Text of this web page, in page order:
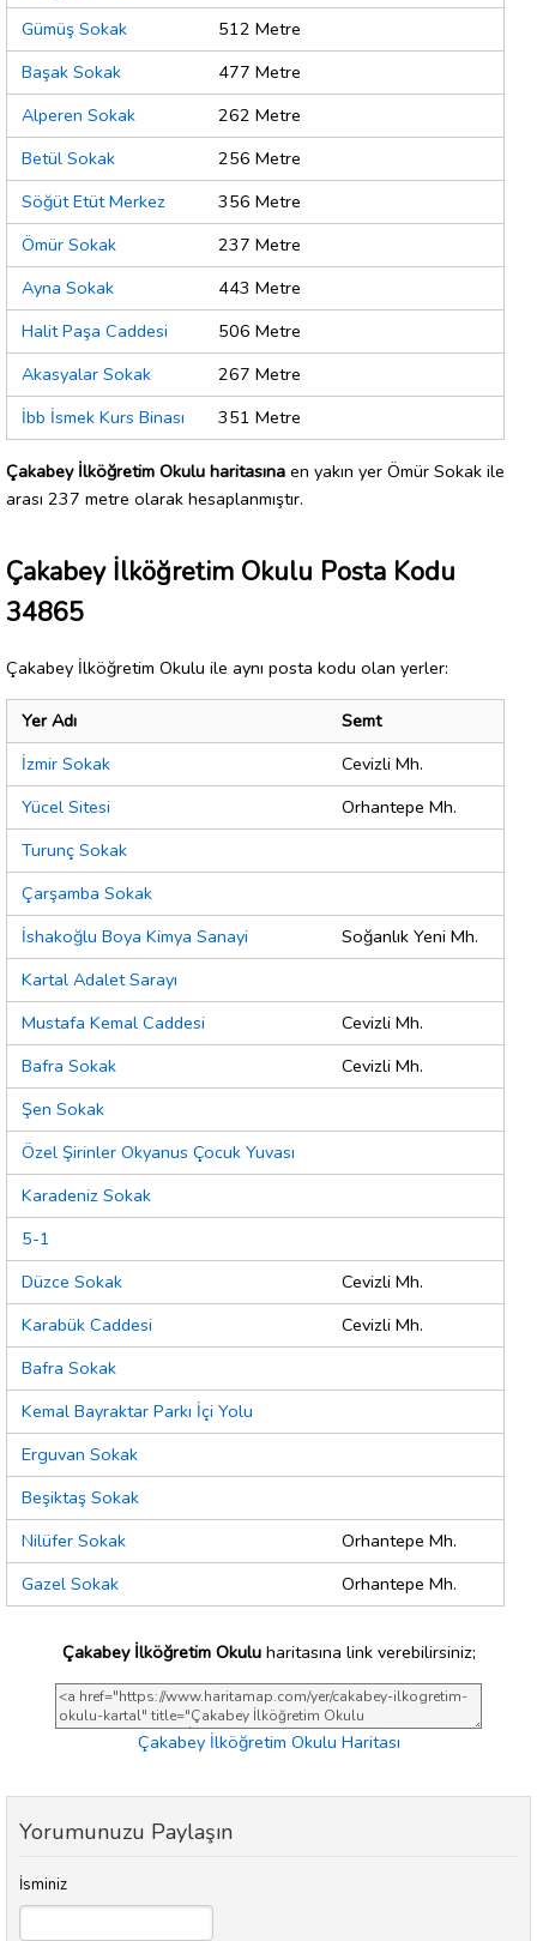
Gümüş Sokak
512 Metre
Başak Sokak
477 Metre
Alperen Sokak
262 Metre
Betül Sokak
256 Metre
Söğüt Etüt Merkez
356 Metre
Ömür Sokak
237 Metre
Ayna Sokak
443 Metre
Halit Paşa Caddesi
506 Metre
Akasyalar Sokak
267 Metre
İbb İsmek Kurs Binası
351 Metre
Çakabey İlköğretim Okulu haritasına en yakın yer Ömür Sokak ile
arası 237 metre olarak hesaplanmıştır.
Çakabey İlköğretim Okulu Posta Kodu
34865
Çakabey İlköğretim Okulu ile aynı posta kodu olan yerler:
Yer Adı
Semt
İzmir Sokak
Cevizli Mh.
Yücel Sitesi
Orhantepe Mh.
Turunç Sokak
Çarşamba Sokak
İshakoğlu Boya Kimya Sanayi
Soğanlık Yeni Mh.
Kartal Adalet Sarayı
Mustafa Kemal Caddesi
Cevizli Mh.
Bafra Sokak
Cevizli Mh.
Şen Sokak
Özel Şirinler Okyanus Çocuk Yuvası
Karadeniz Sokak
5-1
Düzce Sokak
Cevizli Mh.
Karabük Caddesi
Cevizli Mh.
Bafra Sokak
Kemal Bayraktar Parkı İçi Yolu
Erguvan Sokak
Beşiktaş Sokak
Nilüfer Sokak
Orhantepe Mh.
Gazel Sokak
Orhantepe Mh.
Çakabey İlköğretim Okuluharitasına link verebilirsiniz;
Çakabey İlköğretim Okulu Haritası
Yorumunuzu Paylaşın
İsminiz